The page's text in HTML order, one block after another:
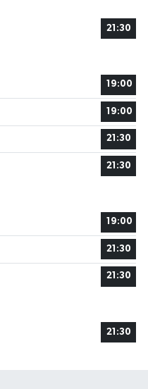
21:30
19:00
19:00
21:30
21:30
19:00
21:30
21:30
21:30